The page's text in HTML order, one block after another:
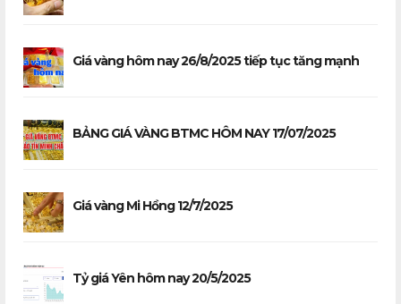
Giá vàng hôm nay 26/8/2025 tiếp tục tăng mạnh
BẢNG GIÁ VÀNG BTMC HÔM NAY 17/07/2025
Giá vàng Mi Hồng 12/7/2025
Tỷ giá Yên hôm nay 20/5/2025